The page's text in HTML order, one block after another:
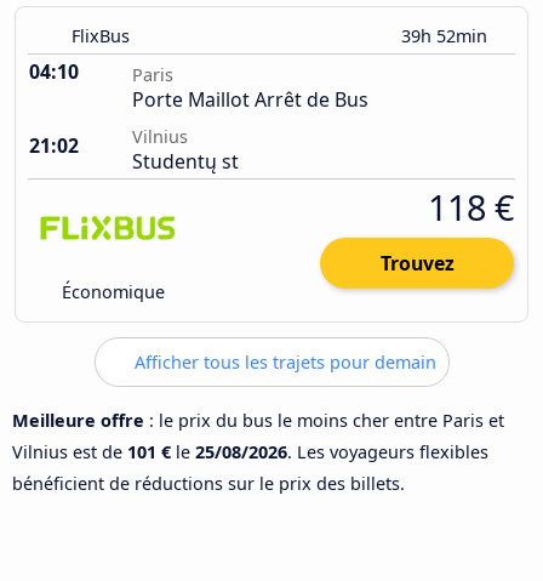
FlixBus 39h 52min
04:10 Paris
Porte Maillot Arrêt de Bus
21:02
Vilnius
Studentų st
Économique
118 €
Trouvez
Afficher tous les trajets pour demain
Meilleure offre : le prix du bus le moins cher entre Paris et
Vilnius est de 101 € le 25/08/2026. Les voyageurs flexibles
bénéficient de réductions sur le prix des billets.